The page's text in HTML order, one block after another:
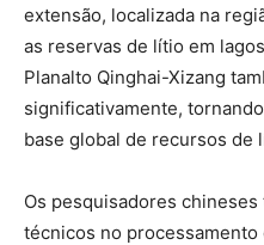
extensão, localizada na
as reservas de lítio em
Planalto Qinghai-Xizang
significativamente,
base global de recursos de
Os pesquisadores
técnicos no